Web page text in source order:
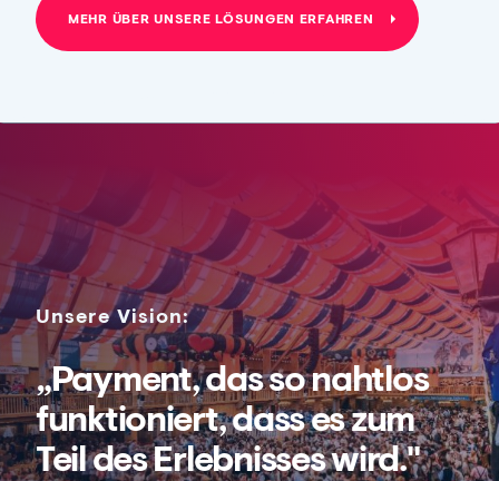
MEHR ÜBER UNSERE LÖSUNGEN ERFAHREN
Unsere Vision:
„Payment, das so nahtlos
funktioniert, dass es zum
Teil des Erlebnisses wird."